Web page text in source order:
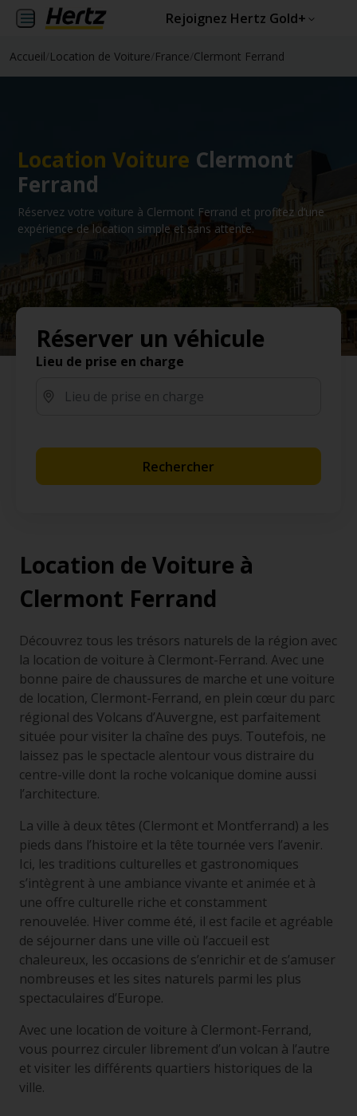
Rejoignez Hertz Gold+
Accueil Location de Voiture France Clermont Ferrand
Location Voiture Clermont
Ferrand
Réservez votre voiture à Clermont Ferrand et profitez d’une
expérience de location simple et sans attente.
Réserver un véhicule
Lieu de prise en charge
Rechercher
Location de Voiture à
Clermont Ferrand
Découvrez tous les trésors naturels de la région avec
la location de voiture à Clermont-Ferrand. Avec une
bonne paire de chaussures de marche et une voiture
de location, Clermont-Ferrand, en plein cœur du parc
régional des Volcans d’Auvergne, est parfaitement
située pour visiter la chaîne des puys. Toutefois, ne
laissez pas le spectacle alentour vous distraire du
centre-ville dont la roche volcanique domine aussi
l’architecture.
La ville à deux têtes (Clermont et Montferrand) a les
pieds dans l’histoire et la tête tournée vers l’avenir.
Ici, les traditions culturelles et gastronomiques
s’intègrent à une ambiance vivante et animée et à
une offre culturelle riche et constamment
renouvelée. Hiver comme été, il est facile et agréable
de séjourner dans une ville où l’accueil est
chaleureux, les occasions de s’enrichir et de s’amuser
nombreuses et les sites naturels parmi les plus
spectaculaires d’Europe.
Avec une location de voiture à Clermont-Ferrand,
vous pourrez circuler librement d’un volcan à l’autre
et visiter les différents quartiers historiques de la
ville.